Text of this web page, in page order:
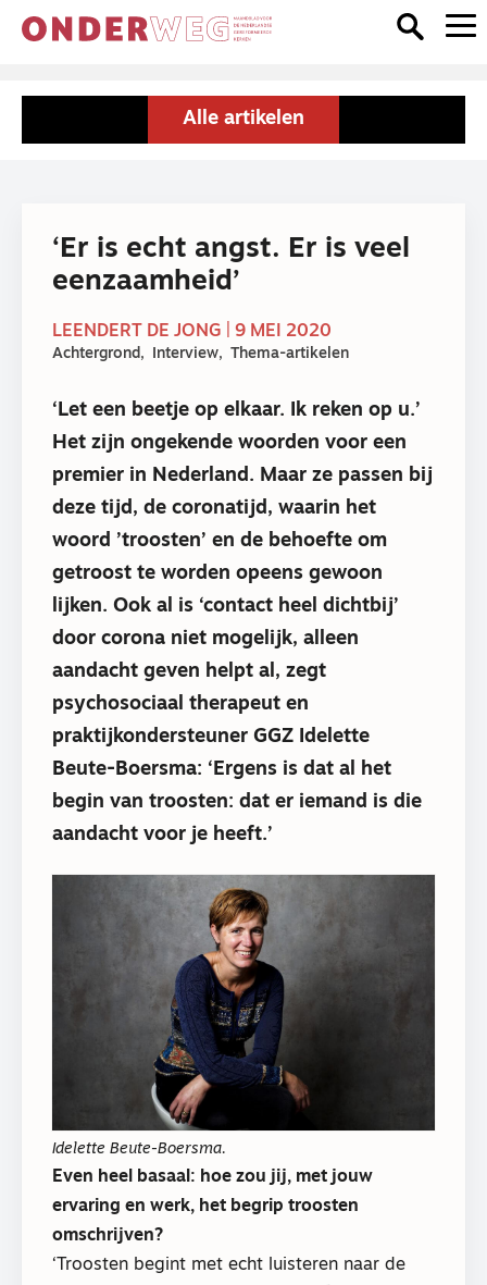
Alle artikelen
‘Er is echt angst. Er is veel
eenzaamheid’
LEENDERT DE JONG | 9 MEI 2020
Achtergrond Interview Thema-artikelen
‘Let een beetje op elkaar. Ik reken op u.’
Het zijn ongekende woorden voor een
premier in Nederland. Maar ze passen bij
deze tijd, de coronatijd, waarin het
woord ’troosten’ en de behoefte om
getroost te worden opeens gewoon
lijken. Ook al is ‘contact heel dichtbij’
door corona niet mogelijk, alleen
aandacht geven helpt al, zegt
psychosociaal therapeut en
praktijkondersteuner GGZ Idelette
Beute-Boersma: ‘Ergens is dat al het
begin van troosten: dat er iemand is die
aandacht voor je heeft.’
Idelette Beute-Boersma.
Even heel basaal: hoe zou jij, met jouw
ervaring en werk, het begrip troosten
omschrijven?
‘Troosten begint met echt luisteren naar de